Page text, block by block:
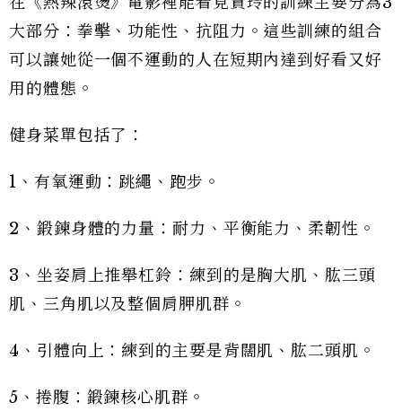
大部分：拳擊、功能性、抗阻力。這些訓練的組合
可以讓她從一個不運動的人在短期內達到好看又好
用的體態。
健身菜單包括了：
1、有氧運動：跳繩、跑步。
2、鍛鍊身體的力量：耐力、平衡能力、柔韌性。
3、坐姿肩上推舉杠鈴：練到的是胸大肌、肱三頭
肌、三角肌以及整個肩胛肌群。
4、引體向上：練到的主要是背闊肌、肱二頭肌。
5、捲腹：鍛鍊核心肌群。